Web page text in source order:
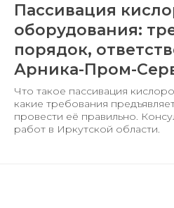
Пассивация
оборудования:
порядок,
Арника-Пром-
Что такое пассивация
какие требования
провести её правильно.
работ в Иркутской области.